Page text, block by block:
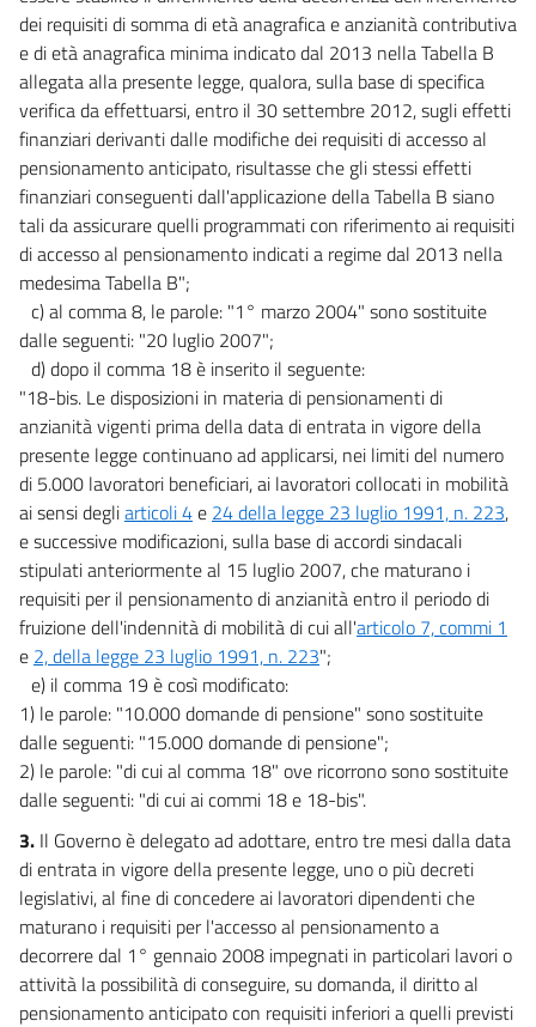
dei requisiti di somma di età anagrafica e anzianità contributiva
e di età anagrafica minima indicato dal 2013 nella Tabella B
allegata alla presente legge, qualora, sulla base di specifica
verifica da effettuarsi, entro il 30 settembre 2012, sugli effetti
finanziari derivanti dalle modifiche dei requisiti di accesso al
pensionamento anticipato, risultasse che gli stessi effetti
finanziari conseguenti dall'applicazione della Tabella B siano
tali da assicurare quelli programmati con riferimento ai requisiti
di accesso al pensionamento indicati a regime dal 2013 nella
medesima Tabella B";
c) al comma 8, le parole: "1° marzo 2004" sono sostituite
dalle seguenti: "20 luglio 2007";
d) dopo il comma 18 è inserito il seguente:
"18-bis. Le disposizioni in materia di pensionamenti di
anzianità vigenti prima della data di entrata in vigore della
presente legge continuano ad applicarsi, nei limiti del numero
di 5.000 lavoratori beneficiari, ai lavoratori collocati in mobilità
ai sensi degliarticoli 4e 24 della legge 23 luglio 1991, n. 223,
e successive modificazioni, sulla base di accordi sindacali
stipulati anteriormente al 15 luglio 2007, che maturano i
requisiti per il pensionamento di anzianità entro il periodo di
fruizione dell'indennità di mobilità di cui all'articolo 7, commi 1
e 2, della legge 23 luglio 1991, n. 223";
e) il comma 19 è così modificato:
1) le parole: "10.000 domande di pensione" sono sostituite
dalle seguenti: "15.000 domande di pensione";
2) le parole: "di cui al comma 18" ove ricorrono sono sostituite
dalle seguenti: "di cui ai commi 18 e 18-bis".
3. Il Governo è delegato ad adottare, entro tre mesi dalla data
di entrata in vigore della presente legge, uno o più decreti
legislativi, al fine di concedere ai lavoratori dipendenti che
maturano i requisiti per l'accesso al pensionamento a
decorrere dal 1° gennaio 2008 impegnati in particolari lavori o
attività la possibilità di conseguire, su domanda, il diritto al
pensionamento anticipato con requisiti inferiori a quelli previsti